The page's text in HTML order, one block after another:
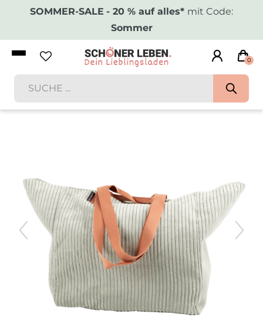
SOMMER-SALE - 20 % auf alles* mit Code:
Sommer
0